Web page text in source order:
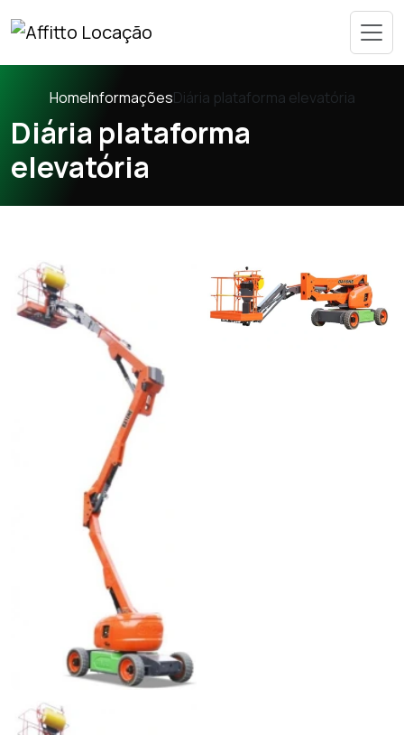
HomeInformaçõesDiária plataforma elevatória
Diária plataforma
elevatória